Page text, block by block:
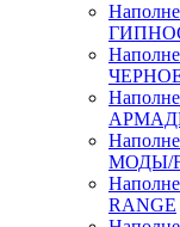
МОДЫ/
RANGE